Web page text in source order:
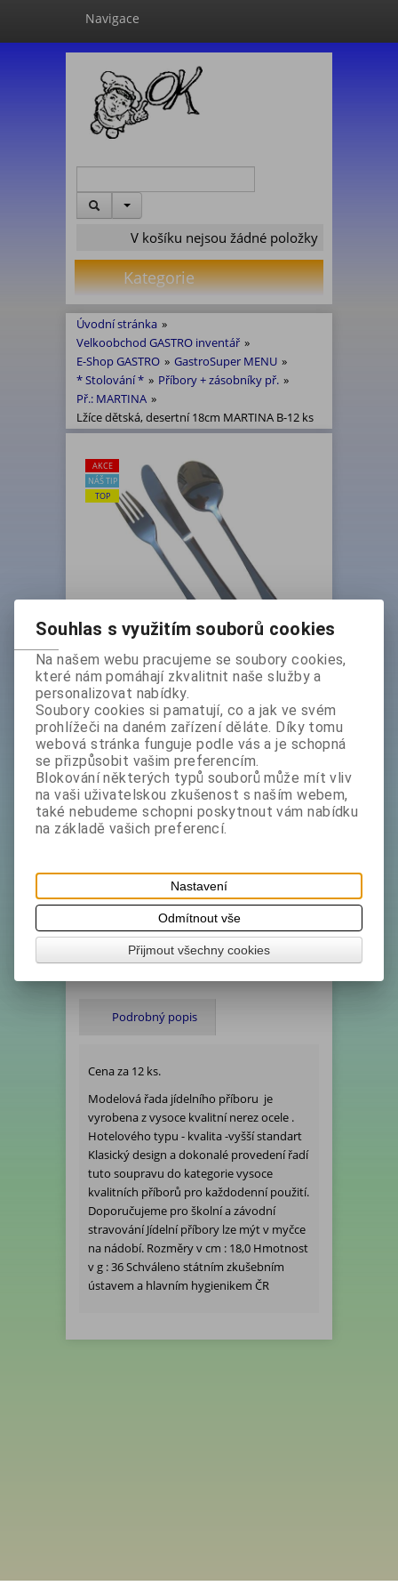
Navigace
V košíku nejsou žádné položky
Kategorie
Úvodní stránka »
Velkoobchod GASTRO inventář »
E-Shop GASTRO » GastroSuper MENU »
* Stolování * » Příbory + zásobníky př. »
Př.: MARTINA »
Lžíce dětská, desertní 18cm MARTINA B-12 ks
AKCE
NÁŠ TIP
TOP
Lžíce dětská, desertní 18cm
MARTINA B-12 ks
Základní cena bez DPH:339 Kč
Základní cena s DPH:410,20 Kč
Akční sleva12 %
bez DPH:299 Kč
s DPH:361,80 Kč
Koupit
Ihned expedujeme - Termín dodání (dny):
Hmotnost:0,5 kg
Počet v balení:12 ks
Podrobný popis
Cena za 12 ks.
Modelová řada jídelního příboru je
vyrobena z vysoce kvalitní nerez ocele .
Hotelového typu - kvalita -vyšší standart
Klasický design a dokonalé provedení řadí
tuto soupravu do kategorie vysoce
kvalitních příborů pro každodenní použití.
Doporučujeme pro školní a závodní
stravování Jídelní příbory lze mýt v myčce
na nádobí. Rozměry v cm : 18,0 Hmotnost
v g : 36 Schváleno státním zkušebním
ústavem a hlavním hygienikem ČR
Souhlas s využitím souborů cookies
Na našem webu pracujeme se soubory cookies,
které nám pomáhají zkvalitnit naše služby a
personalizovat nabídky.
Soubory cookies si pamatují, co a jak ve svém
prohlížeči na daném zařízení děláte. Díky tomu
webová stránka funguje podle vás a je schopná
se přizpůsobit vašim preferencím.
Blokování některých typů souborů může mít vliv
na vaši uživatelskou zkušenost s naším webem,
také nebudeme schopni poskytnout vám nabídku
na základě vašich preferencí.
Nastavení
Odmítnout vše
Přijmout všechny cookies